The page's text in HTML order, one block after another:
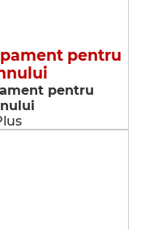
pentru
pentru